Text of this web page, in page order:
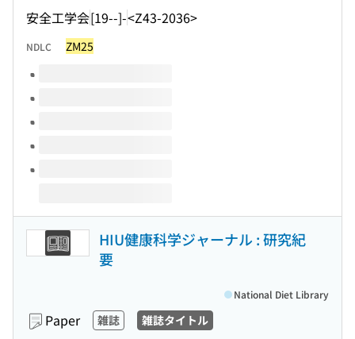
安全工学会[19--]-<Z43-2036>
NDLC ZM25
Volumes of this title
HIU健康科学ジャーナル : 研究紀
要
Paper 雑誌 雑誌タイトル
National Diet Library